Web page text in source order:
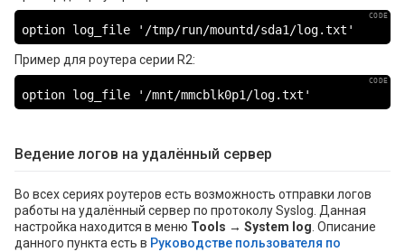
option log_file '/tmp/run/mountd/sda1/log.txt'
Пример для роутера серии R2:
option log_file '/mnt/mmcblk0p1/log.txt'
Ведение логов на удалённый сервер
Во всех сериях роутеров есть возможность отправки логов
работы на удалённый сервер по протоколу Syslog. Данная
настройка находится в меню Tools → System log . Описание
данного пункта есть в Руководстве пользователя по